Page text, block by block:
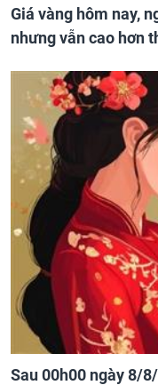
Giá vàng hôm nay,
nhưng vẫn cao hơn
Sau 00h00 ngày 8/